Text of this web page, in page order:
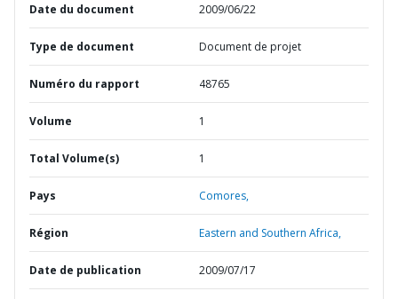
Date du document 2009/06/22
Type de document Document de projet
Numéro du rapport 48765
Volume 1
Total Volume(s) 1
Pays Comores,
Région Eastern and Southern Africa,
Date de publication 2009/07/17